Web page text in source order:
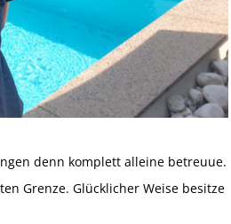
denn komplett alleine betreuue.
Grenze. Glücklicher Weise besitze